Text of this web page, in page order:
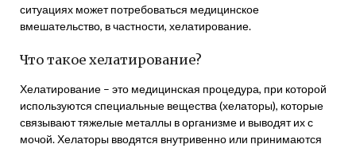
ситуациях может потребоваться медицинское
вмешательство, в частности, хелатирование.
Что такое хелатирование?
Хелатирование – это медицинская процедура, при которой
используются специальные вещества (хелаторы), которые
связывают тяжелые металлы в организме и выводят их с
мочой. Хелаторы вводятся внутривенно или принимаются